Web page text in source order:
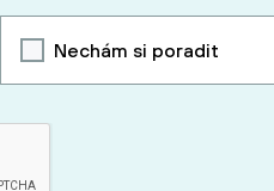
Nechám si poradit